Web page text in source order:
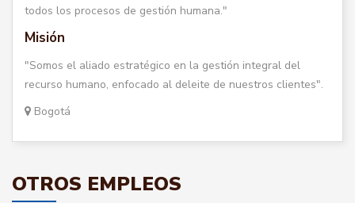
todos los procesos de gestión humana."
Misión
"Somos el aliado estratégico en la gestión integral del
recurso humano, enfocado al deleite de nuestros clientes".
Bogotá
OTROS EMPLEOS